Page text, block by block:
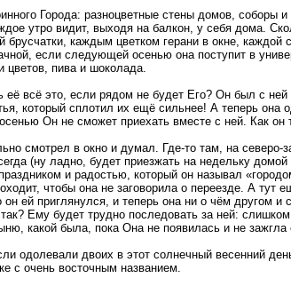
Города: разноцветные стены домов,
утро видит, выходя на балкон, у себя дома.
брусчатки, каждым цветком герани в окне,
если следующей осенью она поступит в
цветов, пива и шоколада.
её всё это, если рядом не будет Его? Он был с
который сплотил их ещё сильнее! А теперь
Он не сможет приехать вместе с ней. Как
смотрел в окно и думал. Где-то там, на северо-
(ну ладно, будет приезжать на недельку
и радостью, который он называл
чтобы она не заговорила о переезде. А тут
ей приглянулся, и теперь она ни о чём другом
Ему будет трудно последовать за ней:
какой была, пока Она не появилась и не зажгла
одолевали двоих в этот солнечный весенний
с очень восточным названием.